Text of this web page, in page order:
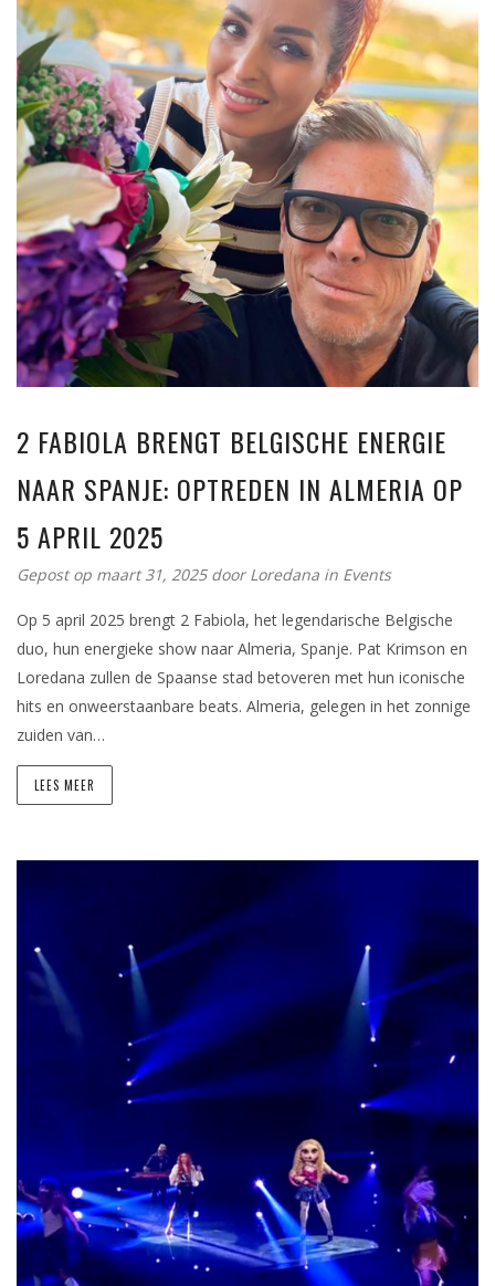
2 FABIOLA BRENGT BELGISCHE ENERGIE
NAAR SPANJE: OPTREDEN IN ALMERIA OP
5 APRIL 2025
Gepost op maart 31, 2025 door Loredana in Events
Op 5 april 2025 brengt 2 Fabiola, het legendarische Belgische
duo, hun energieke show naar Almeria, Spanje. Pat Krimson en
Loredana zullen de Spaanse stad betoveren met hun iconische
hits en onweerstaanbare beats. Almeria, gelegen in het zonnige
zuiden van…
LEES MEER